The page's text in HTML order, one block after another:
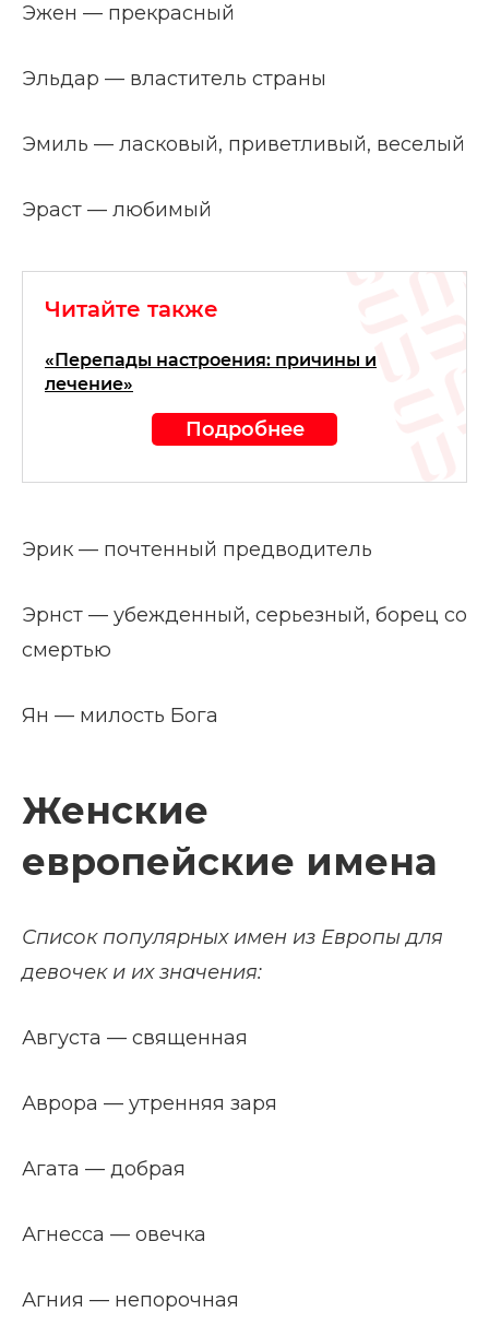
Эжен — прекрасный
Эльдар — властитель страны
Эмиль — ласковый, приветливый, веселый
Эраст — любимый
Читайте также
«Перепады настроения: причины и
лечение»
Подробнее
Эрик — почтенный предводитель
Эрнст — убежденный, серьезный, борец со
смертью
Ян — милость Бога
Женские
европейские имена
Список популярных имен из Европы для
девочек и их значения:
Августа — священная
Аврора — утренняя заря
Агата — добрая
Агнесса — овечка
Агния — непорочная